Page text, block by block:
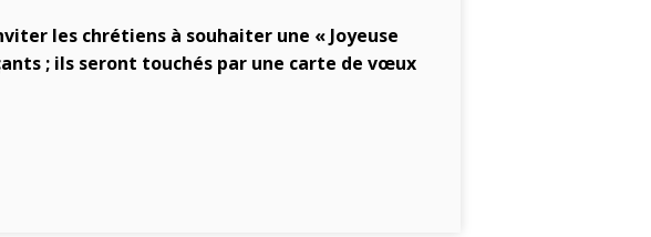
les chrétiens à souhaiter une « Joyeuse
; ils seront touchés par une carte de vœux